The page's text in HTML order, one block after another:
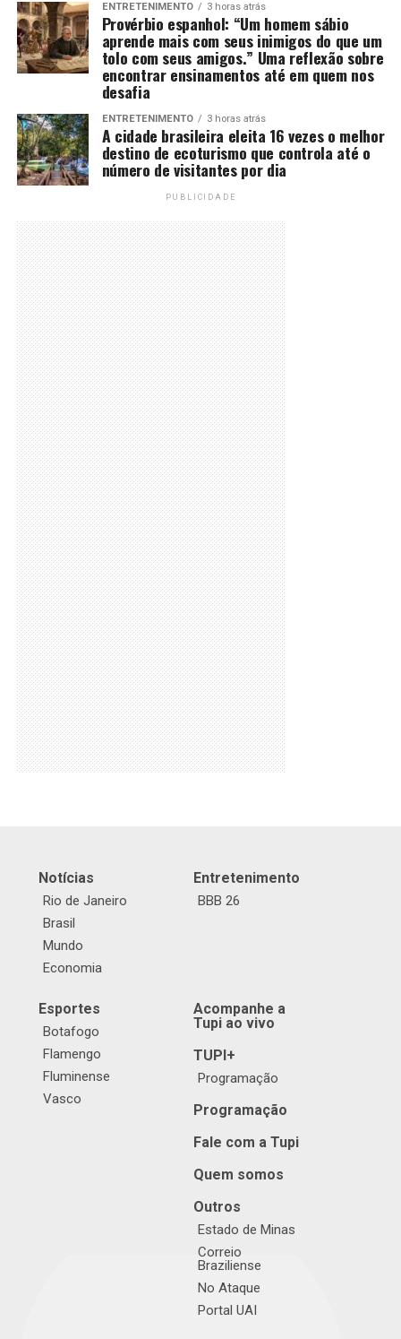
ENTRETENIMENTO 3 horas atrás
Provérbio espanhol: “Um homem sábio
aprende mais com seus inimigos do que um
tolo com seus amigos.” Uma reflexão sobre
encontrar ensinamentos até em quem nos
desafia
ENTRETENIMENTO 3 horas atrás
A cidade brasileira eleita 16 vezes o melhor
destino de ecoturismo que controla até o
número de visitantes por dia
PUBLICIDADE
Notícias
Rio de Janeiro
Brasil
Mundo
Economia
Entretenimento
BBB 26
Esportes
Botafogo
Flamengo
Fluminense
Vasco
Acompanhe a
Tupi ao vivo
TUPI+
Programação
Programação
Fale com a Tupi
Quem somos
Outros
Estado de Minas
Correio
Braziliense
No Ataque
Portal UAI